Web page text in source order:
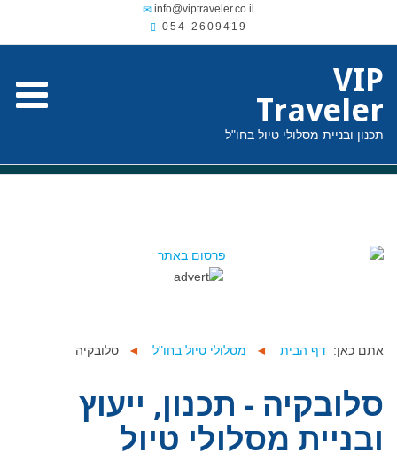
054-2609419
VIP
Traveler
תכנון ובניית מסלולי טיול בחו"ל
אתם כאן: דף הבית ◄ מסלולי טיול בחו"ל ◄ סלובקיה
סלובקיה - תכנון, ייעוץ
ובניית מסלולי טיול